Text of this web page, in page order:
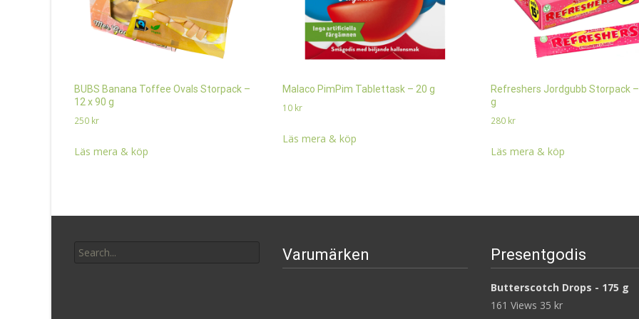
BUBS Banana Toffee Ovals Storpack –
12 x 90 g
250 kr
Läs mera & köp
Malaco PimPim Tablettask – 20 g
10 kr
Läs mera & köp
Refreshers Jordgubb Storpack
g
280 kr
Läs mera & köp
for:
Varumärken Presentgodis
Butterscotch Drops - 175 g
161 Views 35 kr